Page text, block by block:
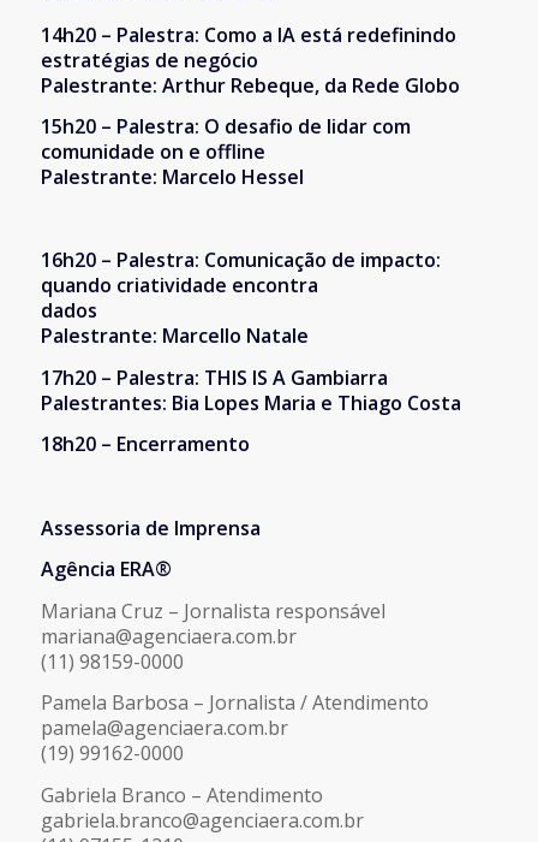
14h20 – Palestra: Como a IA está redefinindo
estratégias de negócio
Palestrante: Arthur Rebeque, da Rede Globo
15h20 – Palestra: O desafio de lidar com
comunidade on e offline
Palestrante: Marcelo Hessel
16h20 – Palestra: Comunicação de impacto:
quando criatividade encontra
dados
Palestrante: Marcello Natale
17h20 – Palestra: THIS IS A Gambiarra
Palestrantes: Bia Lopes Maria e Thiago Costa
18h20 – Encerramento
Assessoria de Imprensa
Agência ERA®
Mariana Cruz – Jornalista responsável
mariana@agenciaera.com.br
(11) 98159-0000
Pamela Barbosa – Jornalista / Atendimento
pamela@agenciaera.com.br
(19) 99162-0000
Gabriela Branco – Atendimento
gabriela.branco@agenciaera.com.br